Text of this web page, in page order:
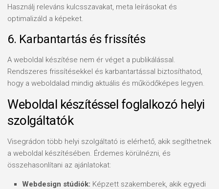
Használj releváns kulcsszavakat, meta leírásokat és
optimalizáld a képeket.
6. Karbantartás és frissítés
A weboldal készítése nem ér véget a publikálással.
Rendszeres frissítésekkel és karbantartással biztosíthatod,
hogy a weboldalad mindig aktuális és működőképes legyen.
Weboldal készítéssel foglalkozó helyi
szolgáltatók
Visegrádon több helyi szolgáltató is elérhető, akik segíthetnek
a weboldal készítésében. Érdemes körülnézni, és
összehasonlítani az ajánlatokat:
Webdesign stúdiók: Képzett szakemberek, akik egyedi